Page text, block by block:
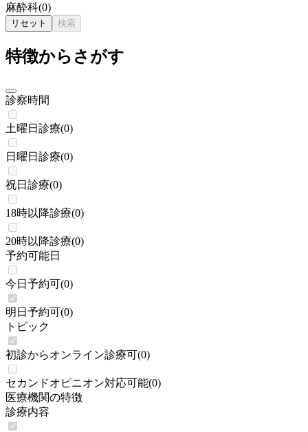
麻酔科(0)
リセット 検索
特徴からさがす
診察時間
土曜日診療(0)
日曜日診療(0)
祝日診療(0)
18時以降診療(0)
20時以降診療(0)
予約可能日
今日予約可(0)
明日予約可(0)
トピック
初診からオンライン診療可(0)
セカンドオピニオン対応可能(0)
医療機関の特徴
診療内容